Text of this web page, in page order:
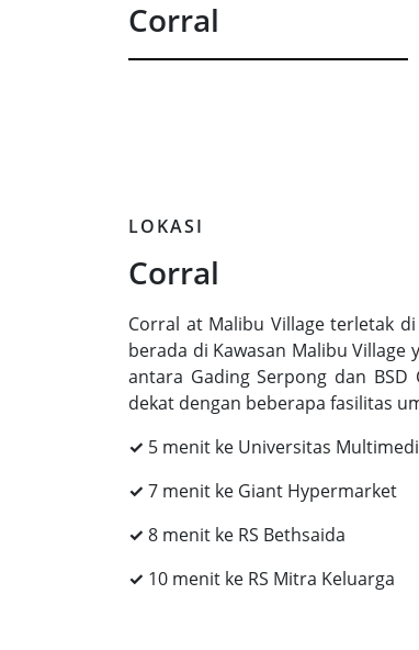
Corral
LOKASI
Corral
Corral at Malibu Village terletak
berada di Kawasan Malibu
antara Gading Serpong dan
dekat dengan beberapa fasilitas
✓ 5 menit ke Universitas
✓ 7 menit ke Giant Hypermarket
✓ 8 menit ke RS Bethsaida
✓ 10 menit ke RS Mitra Keluarga